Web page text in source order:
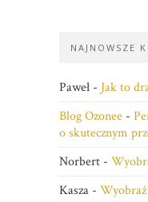
NAJNOWSZE
Paweł - Jak to
Blog Ozonee -
o skutecznym
Norbert -
Kasza - Wyobraź